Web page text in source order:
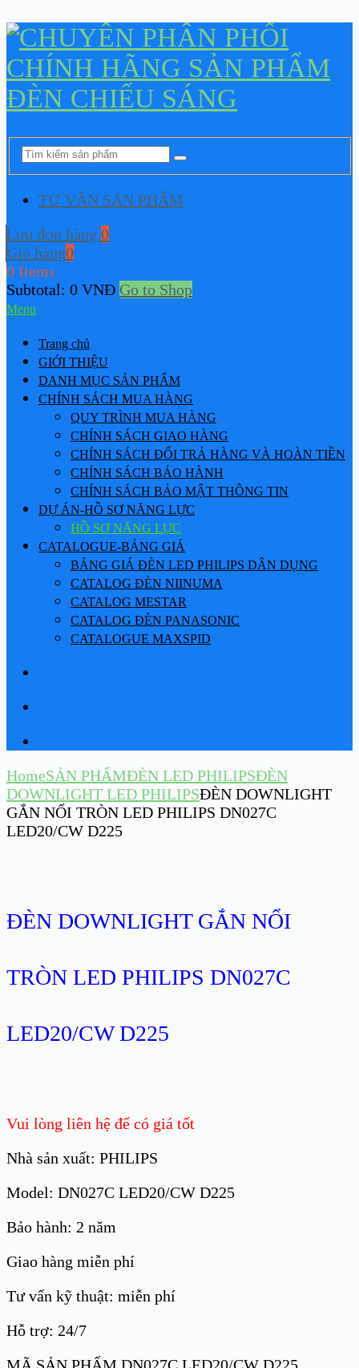
TƯ VẤN SẢN PHẨM
Lưu đơn hàng 0
Giỏ hàng0
0 Items
Subtotal: 0 VNĐ Go to Shop
Menu
Trang chủ
GIỚI THIỆU
DANH MỤC SẢN PHẨM
CHÍNH SÁCH MUA HÀNG
QUY TRÌNH MUA HÀNG
CHÍNH SÁCH GIAO HÀNG
CHÍNH SÁCH ĐỔI TRẢ HÀNG VÀ HOÀN TIỀN
CHÍNH SÁCH BẢO HÀNH
CHÍNH SÁCH BẢO MẬT THÔNG TIN
DỰ ÁN-HỒ SƠ NĂNG LỰC
HỒ SƠ NĂNG LỰC
CATALOGUE-BẢNG GIÁ
BẢNG GIÁ ĐÈN LED PHILIPS DÂN DỤNG
CATALOG ĐÈN NIINUMA
CATALOG MESTAR
CATALOG ĐÈN PANASONIC
CATALOGUE MAXSPID
HomeSẢN PHẨMĐÈN LED PHILIPSĐÈN
DOWNLIGHT LED PHILIPSĐÈN DOWNLIGHT
GẮN NỔI TRÒN LED PHILIPS DN027C
LED20/CW D225
ĐÈN DOWNLIGHT GẮN NỔI
TRÒN LED PHILIPS DN027C
LED20/CW D225
Vui lòng liên hệ để có giá tốt
Nhà sản xuất: PHILIPS
Model: DN027C LED20/CW D225
Bảo hành: 2 năm
Giao hàng miễn phí
Tư vấn kỹ thuật: miễn phí
Hỗ trợ: 24/7